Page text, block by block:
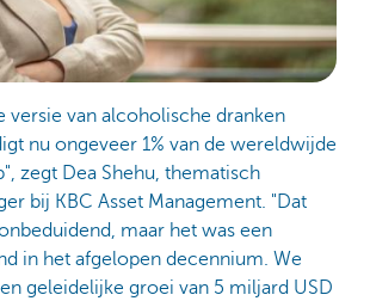
versie van alcoholische dranken
nu ongeveer 1% van de wereldwijde
zegt Dea Shehu, thematisch
bij KBC Asset Management. "Dat
maar het was een
in het afgelopen decennium. We
geleidelijke groei van 5 miljard USD